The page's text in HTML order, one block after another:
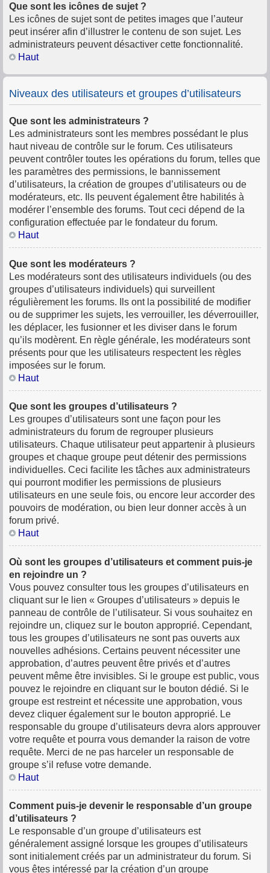
Que sont les icônes de sujet ?
Les icônes de sujet sont de petites images que l’auteur
peut insérer afin d’illustrer le contenu de son sujet. Les
administrateurs peuvent désactiver cette fonctionnalité.
Haut
Niveaux des utilisateurs et groupes d’utilisateurs
Que sont les administrateurs ?
Les administrateurs sont les membres possédant le plus
haut niveau de contrôle sur le forum. Ces utilisateurs
peuvent contrôler toutes les opérations du forum, telles que
les paramètres des permissions, le bannissement
d’utilisateurs, la création de groupes d’utilisateurs ou de
modérateurs, etc. Ils peuvent également être habilités à
modérer l’ensemble des forums. Tout ceci dépend de la
configuration effectuée par le fondateur du forum.
Haut
Que sont les modérateurs ?
Les modérateurs sont des utilisateurs individuels (ou des
groupes d’utilisateurs individuels) qui surveillent
régulièrement les forums. Ils ont la possibilité de modifier
ou de supprimer les sujets, les verrouiller, les déverrouiller,
les déplacer, les fusionner et les diviser dans le forum
qu’ils modèrent. En règle générale, les modérateurs sont
présents pour que les utilisateurs respectent les règles
imposées sur le forum.
Haut
Que sont les groupes d’utilisateurs ?
Les groupes d’utilisateurs sont une façon pour les
administrateurs du forum de regrouper plusieurs
utilisateurs. Chaque utilisateur peut appartenir à plusieurs
groupes et chaque groupe peut détenir des permissions
individuelles. Ceci facilite les tâches aux administrateurs
qui pourront modifier les permissions de plusieurs
utilisateurs en une seule fois, ou encore leur accorder des
pouvoirs de modération, ou bien leur donner accès à un
forum privé.
Haut
Où sont les groupes d’utilisateurs et comment puis-je
en rejoindre un ?
Vous pouvez consulter tous les groupes d’utilisateurs en
cliquant sur le lien « Groupes d’utilisateurs » depuis le
panneau de contrôle de l’utilisateur. Si vous souhaitez en
rejoindre un, cliquez sur le bouton approprié. Cependant,
tous les groupes d’utilisateurs ne sont pas ouverts aux
nouvelles adhésions. Certains peuvent nécessiter une
approbation, d’autres peuvent être privés et d’autres
peuvent même être invisibles. Si le groupe est public, vous
pouvez le rejoindre en cliquant sur le bouton dédié. Si le
groupe est restreint et nécessite une approbation, vous
devez cliquer également sur le bouton approprié. Le
responsable du groupe d’utilisateurs devra alors approuver
votre requête et pourra vous demander la raison de votre
requête. Merci de ne pas harceler un responsable de
groupe s’il refuse votre demande.
Haut
Comment puis-je devenir le responsable d’un groupe
d’utilisateurs ?
Le responsable d’un groupe d’utilisateurs est
généralement assigné lorsque les groupes d’utilisateurs
sont initialement créés par un administrateur du forum. Si
vous êtes intéressé par la création d’un groupe